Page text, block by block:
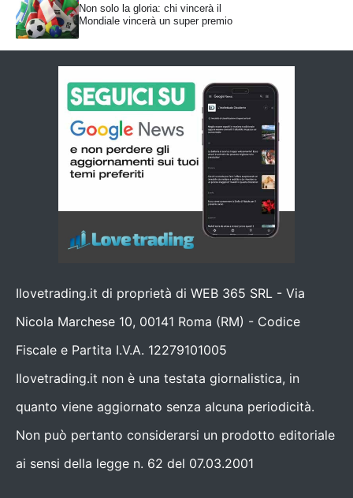
Non solo la gloria: chi vincerà il
Mondiale vincerà un super premio
Ilovetrading.it di proprietà di WEB 365 SRL - Via
Nicola Marchese 10, 00141 Roma (RM) - Codice
Fiscale e Partita I.V.A. 12279101005
Ilovetrading.it non è una testata giornalistica, in
quanto viene aggiornato senza alcuna periodicità.
Non può pertanto considerarsi un prodotto editoriale
ai sensi della legge n. 62 del 07.03.2001